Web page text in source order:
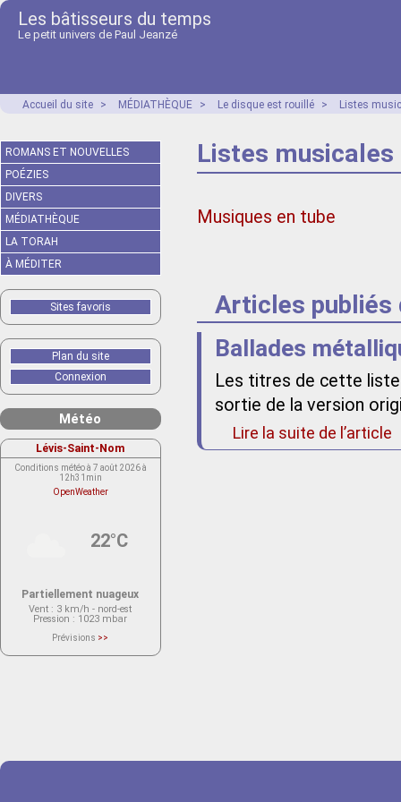
Les bâtisseurs du temps
Le petit univers de Paul Jeanzé
Accueil du site > MÉDIATHÈQUE > Le disque est rouillé > Listes
Listes musicales
Musiques en tube
Articles publiés
Ballades
Les titres de cette liste
sortie de la version
Lire la suite de l’article
ROMANS ET NOUVELLES
POÉZIES
DIVERS
MÉDIATHÈQUE
LA TORAH
À MÉDITER
Sites favoris
Plan du site
Connexion
Météo
Lévis-Saint-Nom
Conditions météo à 7 août 2026 à
12h31min
OpenWeather
22°C
Partiellement nuageux
Vent : 3 km/h - nord-est
Pression : 1023 mbar
Prévisions >>
actuellement aucune prévision